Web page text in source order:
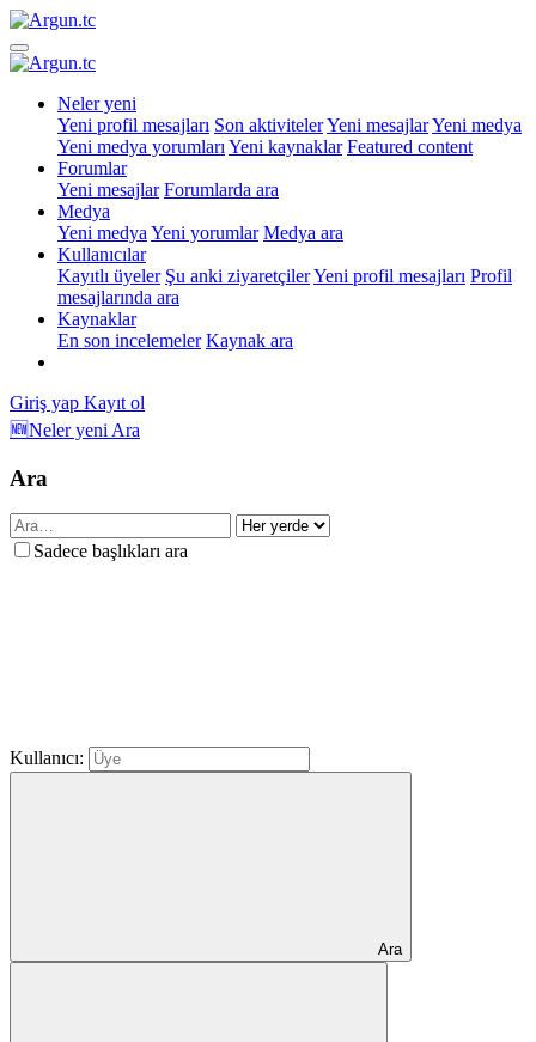
Neler yeni
Yeni profil mesajları Son aktivitelerYeni mesajlarYeni medya
Yeni medya yorumları Yeni kaynaklar Featured content
Forumlar
Yeni mesajlar Forumlarda ara
Medya
Yeni medya Yeni yorumlar Medya ara
Kullanıcılar
Kayıtlı üyeler Şu anki ziyaretçilerYeni profil mesajları Profil
mesajlarında ara
Kaynaklar
En son incelemeler Kaynak ara
Giriş yap Kayıt ol
🆕Neler yeni Ara
Ara
Sadece başlıkları ara
Kullanıcı:
Ara